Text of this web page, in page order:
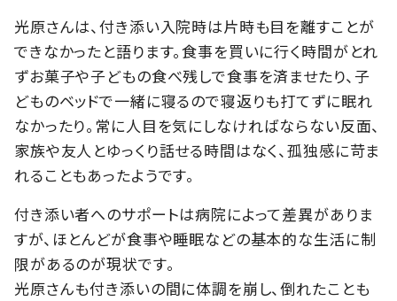
光原さんは、付き添い入院時は片時も目を離すことが
できなかったと語ります。食事を買いに行く時間がとれ
ずお菓子や子どもの食べ残しで食事を済ませたり、子
どものベッドで一緒に寝るので寝返りも打てずに眠れ
なかったり。常に人目を気にしなければならない反面、
家族や友人とゆっくり話せる時間はなく、孤独感に苛ま
れることもあったようです。
付き添い者へのサポートは病院によって差異がありま
すが、ほとんどが食事や睡眠などの基本的な生活に制
限があるのが現状です。
光原さんも付き添いの間に体調を崩し、倒れたことも